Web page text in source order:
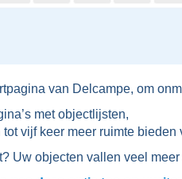
van Delcampe, om
met objectlijsten,
vijf keer meer ruimte
Uw objecten vallen veel